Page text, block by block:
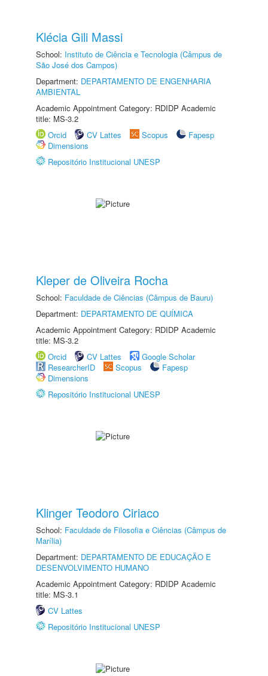
Klécia Gili Massi
School: Instituto de Ciência e Tecnologia (Câmpus de
São José dos Campos)
Department: DEPARTAMENTO DE ENGENHARIA
AMBIENTAL
Academic Appointment Category: RDIDP Academic
title: MS-3.2
Orcid
CV Lattes Scopus
Fapesp
Dimensions
Repositório Institucional UNESP
Kleper de Oliveira Rocha
School: Faculdade de Ciências (Câmpus de Bauru)
Department: DEPARTAMENTO DE QUÍMICA
Academic Appointment Category: RDIDP Academic
title: MS-3.2
Orcid
CV Lattes
Google Scholar
ResearcherID
Scopus
Fapesp
Dimensions
Repositório Institucional UNESP
Klinger Teodoro Ciriaco
School: Faculdade de Filosofia e Ciências (Câmpus de
Marília)
Department: DEPARTAMENTO DE EDUCAÇÃO E
DESENVOLVIMENTO HUMANO
Academic Appointment Category: RDIDP Academic
title: MS-3.1
CV Lattes
Repositório Institucional UNESP